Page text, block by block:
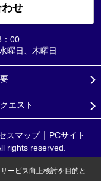
せ
：00
曜日、木曜日
エスト
スマップ
PCサイト
rights reserved.
ービス向上検討を目的と